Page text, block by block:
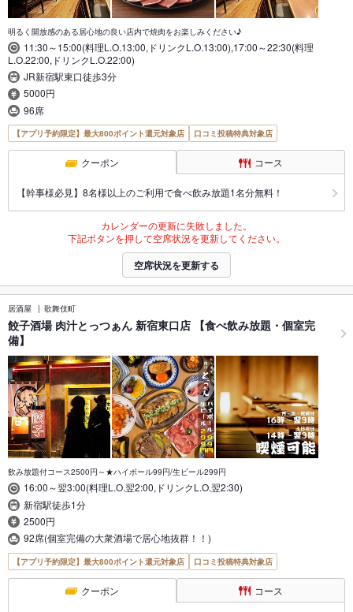
明るく開放感のある居心地の良い店内で焼肉をお楽しみください♪
11:30～15:00(料理L.O.13:00,ドリンクL.O.13:00),17:00～22:30(料理
L.O.22:00,ドリンクL.O.22:00)
JR新宿駅東口徒歩3分
5000円
96席
【アプリ予約限定】最大800ポイント還元対象店 口コミ投稿特典対象店
クーポン コース
【幹事様必見】8名様以上のご利用で食べ飲み放題1名分無料！
カレンダーの更新に失敗しました。
下記ボタンを押して空席状況を更新してください。
空席状況を更新する
居酒屋 歌舞伎町
餃子酒場 肉汁とっつぁん 新宿東口店 【食べ飲み放題・個室完
備】
飲み放題付コース2500円～★ハイボール99円/生ビール299円
16:00～翌3:00(料理L.O.翌2:00,ドリンクL.O.翌2:30)
新宿駅徒歩1分
2500円
92席(個室完備の大衆酒場で居心地抜群！！)
【アプリ予約限定】最大800ポイント還元対象店 口コミ投稿特典対象店
クーポン コース